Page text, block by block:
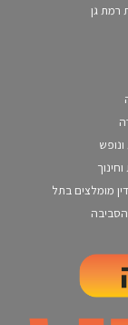
רמת גן
ונופש
מומלצים בתל